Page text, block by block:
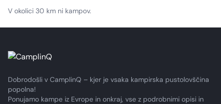
V okolici 30 km ni kampov.
Dobrodošli v CamplinQ – kjer je vsaka kampirska pustolovščina
popolna!
Ponujamo kampe iz Evrope in onkraj, vse z podrobnimi opisi in